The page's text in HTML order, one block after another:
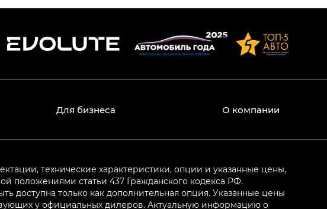
Для бизнеса О компании
технические характеристики, опции и указанные цены,
положениями статьи 437 Гражданского кодекса РФ.
доступна только как дополнительная опция. Указанные цены
у официальных дилеров. Актуальную информацию о